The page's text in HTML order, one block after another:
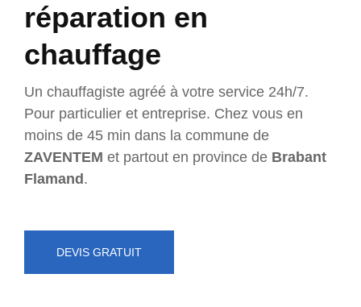
réparation en
chauffage
Un chauffagiste agréé à votre service 24h/7.
Pour particulier et entreprise. Chez vous en
moins de 45 min dans la commune de
ZAVENTEM et partout en province de Brabant
Flamand .
DEVIS GRATUIT